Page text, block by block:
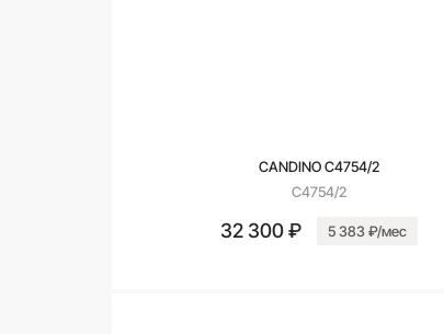
CANDINO C4754/2
C4754/2
32 300 ₽ 5 383 ₽/мес